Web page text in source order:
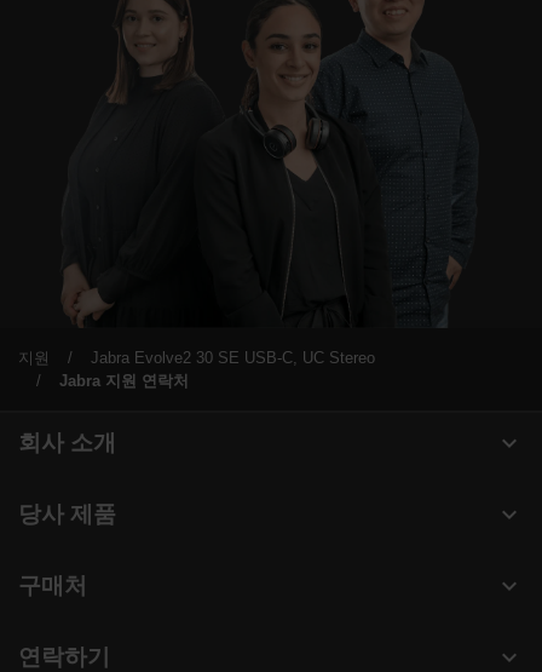
지원
Jabra Evolve2 30 SE USB-C, UC Stereo
Jabra 지원 연락처
expand_more
회사 소개
의 지속 가능성
새 소식 및 보도자료
expand_more
당사 제품
회의실 카메라
expand_more
구매처
expand_more
연락하기